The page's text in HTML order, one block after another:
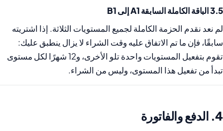
3.5 الباقة الكاملة السابقة A1 إلى B1
لم نعد نقدم الحزمة الكاملة لجميع المستويات الثلاثة. إذا اشتريته
سابقًا، فإن ما تم الاتفاق عليه وقت الشراء لا يزال ينطبق عليك:
تقوم بتفعيل المستويات واحدة تلو الأخرى، و12 شهرًا لكل مستوى
تبدأ من تفعيل هذا المستوى، وليس من الشراء.
4. الدفع والفاتورة